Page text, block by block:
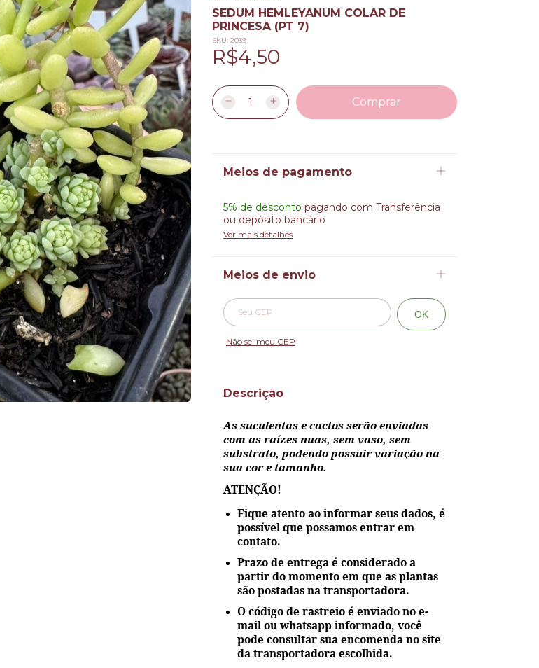
SEDUM HEMLEYANUM COLAR DE
PRINCESA (PT 7)
SKU: 2039
R$4,50
Meios de pagamento
5% de desconto pagando com Transferência
ou depósito bancário
Ver mais detalhes
Meios de envio
Entregas para o CEP: Alterar CEP
OK
Não sei meu CEP
Descrição
As suculentas e cactos serão enviadas
com as raízes nuas, sem vaso, sem
substrato, podendo possuir variação na
sua cor e tamanho.
ATENÇÃO!
Fique atento ao informar seus dados, é
possível que possamos entrar em
contato.
Prazo de entrega é considerado a
partir do momento em que as plantas
são postadas na transportadora.
O código de rastreio é enviado no e-
mail ou whatsapp informado, você
pode consultar sua encomenda no site
da transportadora escolhida.